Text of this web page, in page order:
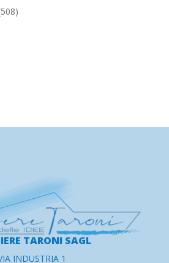
508508
TARONI SAGL
INDUSTRIA 1